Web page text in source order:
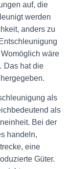
auf, die
werden
anders zu
wäre
Das hat die
als
als
Bei der
handeln,
eine
Güter.